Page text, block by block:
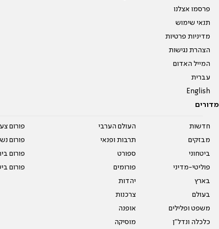
פרסמו אצלנו
תנאי שימוש
מדיניות פרטיות
הצהרת נגישות
המייל האדום
עברית
English
מדורים
חדשות
מבזקים
ביטחוני
פוליטי-מדיני
בארץ
בעולם
משפט ופלילים
כלכלה ונדל"ן
העולם הערבי
תרבות ופנאי
ספורט
פורומים
יהדות
צרכנות
אופנה
מוסיקה
פורום
פורום
פורום
פורום